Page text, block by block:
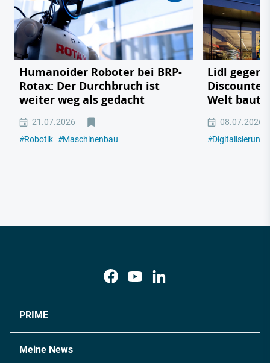
Humanoider Roboter bei BRP-
Rotax: Der Durchbruch ist
weiter weg als gedacht
21.07.2026
#Robotik #Maschinenbau
Lidl gegen
Discounter
Welt baut
08.07.2026
#Digitalisierung
PRIME
Meine News